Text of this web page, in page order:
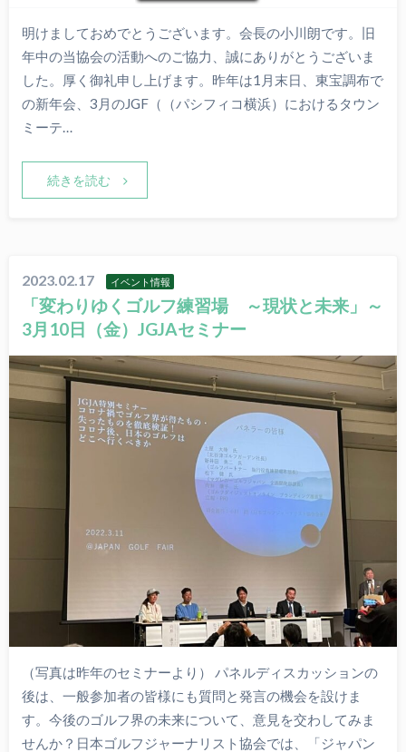
明けましておめでとうございます。会長の小川朗です。旧
年中の当協会の活動へのご協力、誠にありがとうございま
した。厚く御礼申し上げます。昨年は1月末日、東宝調布で
の新年会、3月のJGF（（パシフィコ横浜）におけるタウン
ミーテ…
続きを読む
2023.02.17 イベント情報
「変わりゆくゴルフ練習場 ～現状と未来」～
3月10日（金）JGJAセミナー
（写真は昨年のセミナーより） パネルディスカッションの
後は、一般参加者の皆様にも質問と発言の機会を設けま
す。今後のゴルフ界の未来について、意見を交わしてみま
せんか？日本ゴルフジャーナリスト協会では、「ジャパン